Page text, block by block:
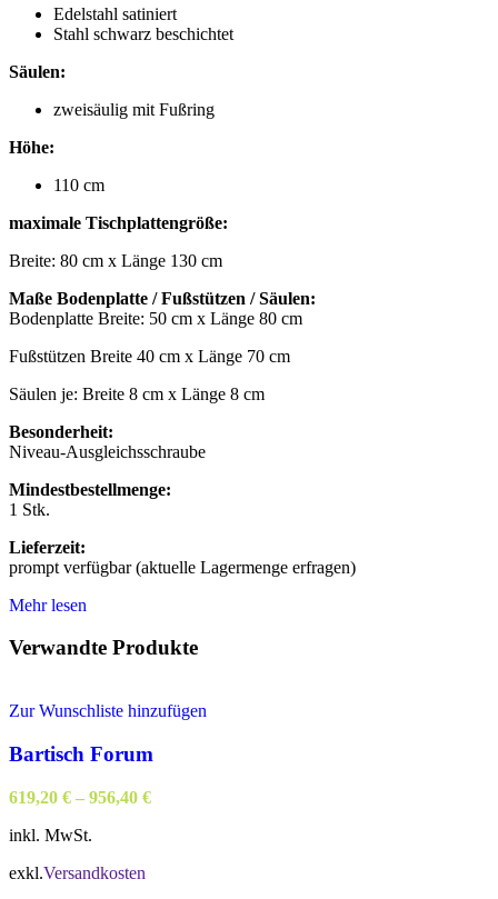
Edelstahl satiniert
Stahl schwarz beschichtet
Säulen:
zweisäulig mit Fußring
Höhe:
110 cm
maximale Tischplattengröße:
Breite: 80 cm x Länge 130 cm
Maße Bodenplatte / Fußstützen / Säulen:
Bodenplatte Breite: 50 cm x Länge 80 cm
Fußstützen Breite 40 cm x Länge 70 cm
Säulen je: Breite 8 cm x Länge 8 cm
Besonderheit:
Niveau-Ausgleichsschraube
Mindestbestellmenge:
1 Stk.
Lieferzeit:
prompt verfügbar (aktuelle Lagermenge erfragen)
Mehr lesen
Verwandte Produkte
Zur Wunschliste hinzufügen
Bartisch Forum
619,20 € – 956,40 €
inkl. MwSt.
exkl.Versandkosten